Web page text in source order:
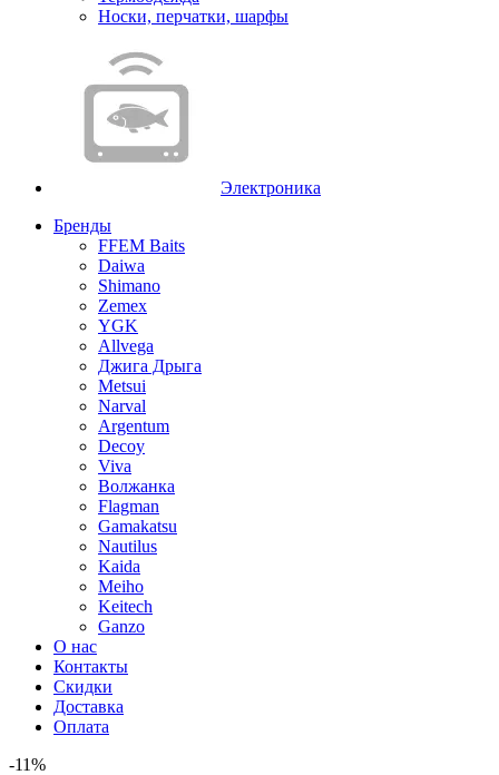
Носки, перчатки, шарфы
Электроника
Бренды
FFEM Baits
Daiwa
Shimano
Zemex
YGK
Allvega
Джига Дрыга
Metsui
Narval
Argentum
Decoy
Viva
Волжанка
Flagman
Gamakatsu
Nautilus
Kaida
Meiho
Keitech
Ganzo
О нас
Контакты
Скидки
Доставка
Оплата
-11%